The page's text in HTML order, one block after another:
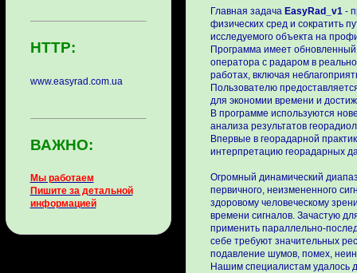
HTTP:
www.easyrad.com.ua
ВАЖНО:
Мы работаем
Пишите за детальной
информацией
Главная задача EasyRad_v1-
физических сред и сократить
исследуемого объекта на
Программа имеет
оператора с радаром в
работах, включая
Пользователю
для экономии времени и
В программе используются
анализа результатов
Впервые в георадарной
интерпретацию георадарных
Огромный динамический
первичного, неизмененного
здоровому человеческому
времени сигналов. Зачастую
применить параллельно-
себе требуют значительных
подавление шумов, помех,
Нашим специалистам удалось